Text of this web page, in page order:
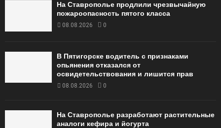
На Ставрополье продлили чрезвычайную
пожароопасность пятого класса
08.08.2026 0
В Пятигорске водитель с признаками
опьянения отказался от
освидетельствования и лишится прав
08.08.2026 0
На Ставрополье разработают растительные
аналоги кефира и йогурта